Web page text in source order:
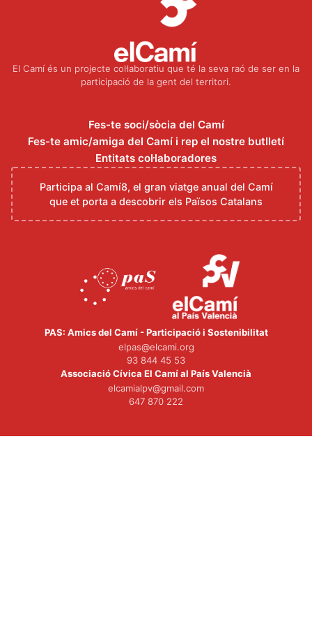
El Camí és un projecte col·laboratiu que té la seva raó de ser en la
participació de la gent del territori.
Fes-te soci/sòcia del Camí
Fes-te amic/amiga del Camí i rep el nostre butlletí
Entitats col·laboradores
Participa al Camí8, el gran viatge anual del Camí
que et porta a descobrir els Països Catalans
PAS: Amics del Camí - Participació i Sostenibilitat
elpas@elcami.org
93 844 45 53
Associació Cívica El Camí al País Valencià
elcamialpv@gmail.com
647 870 222